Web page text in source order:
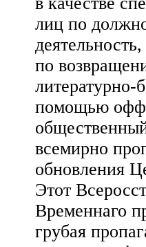
лиц по
по
литературно-
помощью
всемирно
обновления
Этот
Временнаго
грубая